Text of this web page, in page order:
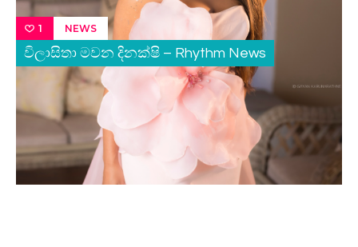
1 NEWS
විලාසිතා මවන දිනක්ෂි – Rhythm News